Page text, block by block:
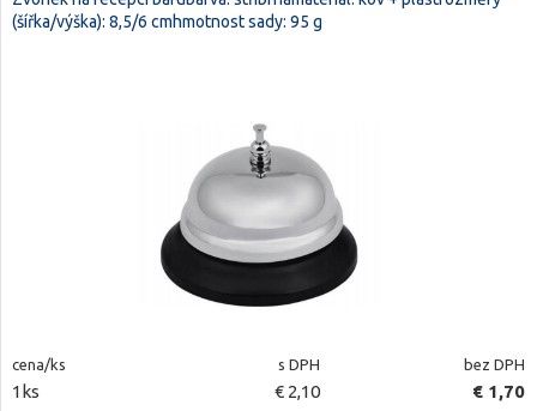
(šířka/výška): 8,5/6 cmhmotnost sady: 95 g
cena/ks s DPH bez DPH
1ks € 2,10 € 1,70